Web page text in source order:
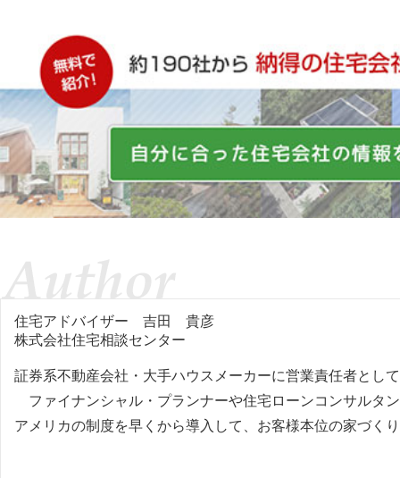
住宅アドバイザー 吉田 貴彦
株式会社住宅相談センター
証券系不動産会社・大手ハウスメーカーに営業責任者とし
ファイナンシャル・プランナーや住宅ローンコンサルタ
アメリカの制度を早くから導入して、お客様本位の家づく